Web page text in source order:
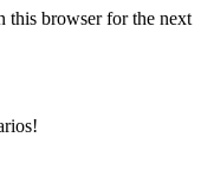
this browser for the next